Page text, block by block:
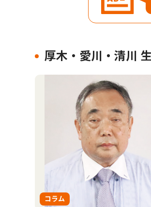
厚木・愛川・清川
コラム